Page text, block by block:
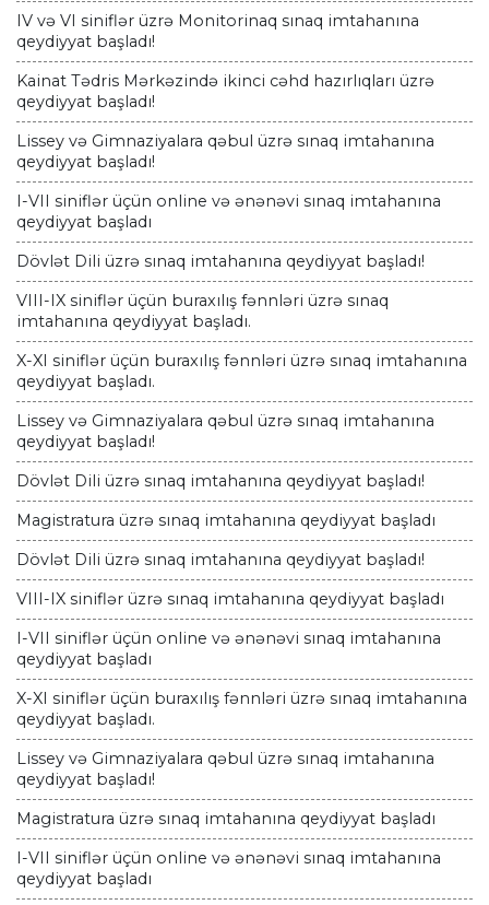
IV və VI siniflər üzrə Monitorinaq sınaq imtahanına
qeydiyyat başladı!
Kainat Tədris Mərkəzində ikinci cəhd hazırlıqları üzrə
qeydiyyat başladı!
Lissey və Gimnaziyalara qəbul üzrə sınaq imtahanına
qeydiyyat başladı!
I-VII siniflər üçün online və ənənəvi sınaq imtahanına
qeydiyyat başladı
Dövlət Dili üzrə sınaq imtahanına qeydiyyat başladı!
VIII-IX siniflər üçün buraxılış fənnləri üzrə sınaq
imtahanına qeydiyyat başladı.
X-XI siniflər üçün buraxılış fənnləri üzrə sınaq imtahanına
qeydiyyat başladı.
Lissey və Gimnaziyalara qəbul üzrə sınaq imtahanına
qeydiyyat başladı!
Dövlət Dili üzrə sınaq imtahanına qeydiyyat başladı!
Magistratura üzrə sınaq imtahanına qeydiyyat başladı
Dövlət Dili üzrə sınaq imtahanına qeydiyyat başladı!
VIII-IX siniflər üzrə sınaq imtahanına qeydiyyat başladı
I-VII siniflər üçün online və ənənəvi sınaq imtahanına
qeydiyyat başladı
X-XI siniflər üçün buraxılış fənnləri üzrə sınaq imtahanına
qeydiyyat başladı.
Lissey və Gimnaziyalara qəbul üzrə sınaq imtahanına
qeydiyyat başladı!
Magistratura üzrə sınaq imtahanına qeydiyyat başladı
I-VII siniflər üçün online və ənənəvi sınaq imtahanına
qeydiyyat başladı